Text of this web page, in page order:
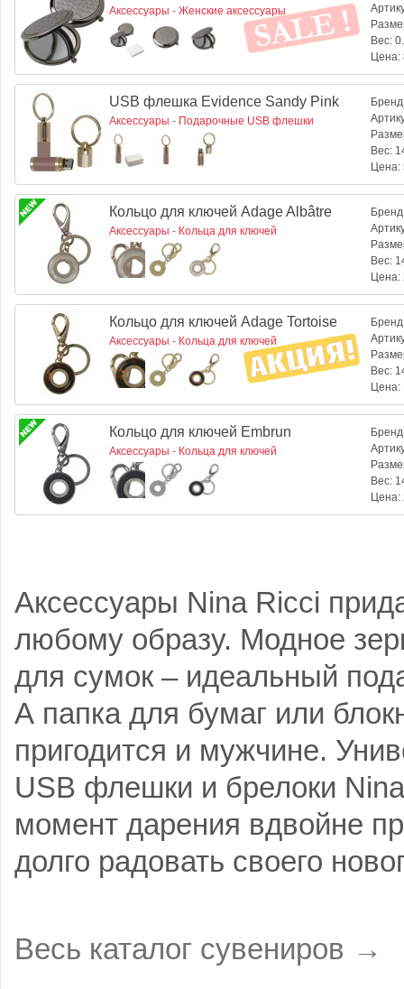
Аксессуары - Женские аксессуары
Вес:
Цена:
USB флешка Evidence Sandy Pink
Аксессуары - Подарочные USB флешки
Вес:
Цена:
Кольцо для ключей Adage Albâtre
Аксессуары - Кольца для ключей
Вес:
Цена:
Кольцо для ключей Adage Tortoise
Аксессуары - Кольца для ключей
Вес:
Цена:
Кольцо для ключей Embrun
Аксессуары - Кольца для ключей
Вес:
Цена:
Аксессуары Nina Ricci
любому образу. Модное
для сумок – идеальный
А папка для бумаг или
пригодится и мужчине.
USB флешки и брелоки
момент дарения вдвойне
долго радовать своего
Весь каталог сувениров →